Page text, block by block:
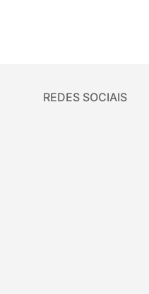
REDES SOCIAIS